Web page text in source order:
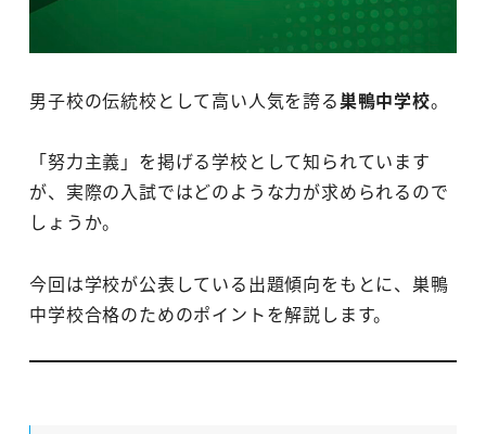
男子校の伝統校として高い人気を誇る巣鴨中学校。
「努力主義」を掲げる学校として知られています
が、実際の入試ではどのような力が求められるので
しょうか。
今回は学校が公表している出題傾向をもとに、巣鴨
中学校合格のためのポイントを解説します。